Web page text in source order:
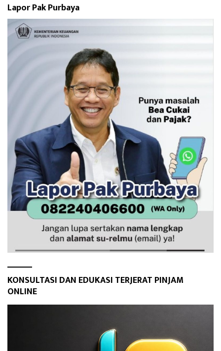
Lapor Pak Purbaya
KONSULTASI DAN EDUKASI TERJERAT PINJAM
ONLINE